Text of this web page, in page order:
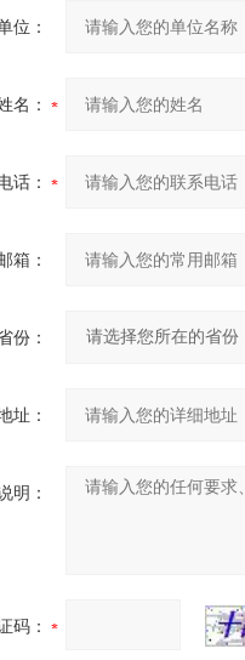
位：
名：
话：
箱：
份：
址：
明：
码：